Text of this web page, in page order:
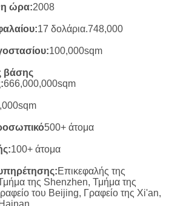
ώρα:2008
17 δολάρια.748,000
100,000sqm
βάσης
666,000,000sqm
500+ άτομα
100+ άτομα
Επικεφαλής της
της Shenzhen, Τμήμα της
του Beijing, Γραφείο της Xi'an,